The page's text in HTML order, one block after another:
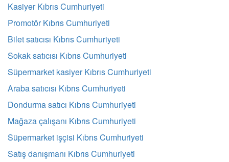
Kasiyer Kıbrıs Cumhuriyeti
Promotör Kıbrıs Cumhuriyeti
Bilet satıcısı Kıbrıs Cumhuriyeti
Sokak satıcısı Kıbrıs Cumhuriyeti
Süpermarket kasiyer Kıbrıs Cumhuriyeti
Araba satıcısı Kıbrıs Cumhuriyeti
Dondurma satıcı Kıbrıs Cumhuriyeti
Mağaza çalışanı Kıbrıs Cumhuriyeti
Süpermarket işçisi Kıbrıs Cumhuriyeti
Satış danışmanı Kıbrıs Cumhuriyeti